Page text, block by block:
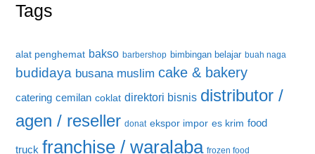
Tags
alat penghemat bakso barbershop bimbingan belajar buah naga
budidaya busana muslim cake & bakery
catering cemilan coklat direktori bisnis distributor /
agen / reseller donat ekspor impor es krim food
truck franchise / waralaba frozen food